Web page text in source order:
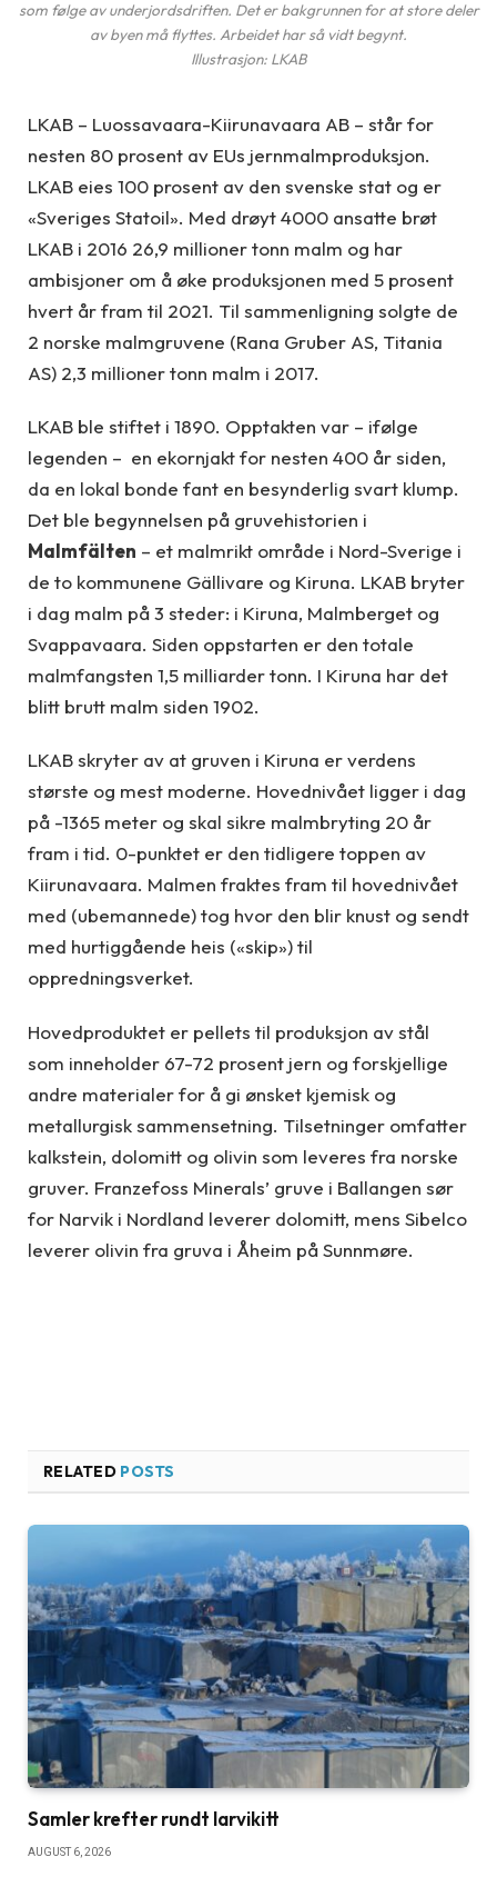
som følge av underjordsdriften. Det er bakgrunnen for at store deler
av byen må flyttes. Arbeidet har så vidt begynt.
Illustrasjon: LKAB
LKAB – Luossavaara-Kiirunavaara AB – står for
nesten 80 prosent av EUs jernmalmproduksjon.
LKAB eies 100 prosent av den svenske stat og er
«Sveriges Statoil». Med drøyt 4000 ansatte brøt
LKAB i 2016 26,9 millioner tonn malm og har
ambisjoner om å øke produksjonen med 5 prosent
hvert år fram til 2021. Til sammenligning solgte de
2 norske malmgruvene (Rana Gruber AS, Titania
AS) 2,3 millioner tonn malm i 2017.
LKAB ble stiftet i 1890. Opptakten var – ifølge
legenden – en ekornjakt for nesten 400 år siden,
da en lokal bonde fant en besynderlig svart klump.
Det ble begynnelsen på gruvehistorien i
Malmfälten – et malmrikt område i Nord-Sverige i
de to kommunene Gällivare og Kiruna. LKAB bryter
i dag malm på 3 steder: i Kiruna, Malmberget og
Svappavaara. Siden oppstarten er den totale
malmfangsten 1,5 milliarder tonn. I Kiruna har det
blitt brutt malm siden 1902.
LKAB skryter av at gruven i Kiruna er verdens
største og mest moderne. Hovednivået ligger i dag
på -1365 meter og skal sikre malmbryting 20 år
fram i tid. 0-punktet er den tidligere toppen av
Kiirunavaara. Malmen fraktes fram til hovednivået
med (ubemannede) tog hvor den blir knust og sendt
med hurtiggående heis («skip») til
oppredningsverket.
Hovedproduktet er pellets til produksjon av stål
som inneholder 67-72 prosent jern og forskjellige
andre materialer for å gi ønsket kjemisk og
metallurgisk sammensetning. Tilsetninger omfatter
kalkstein, dolomitt og olivin som leveres fra norske
gruver. Franzefoss Minerals’ gruve i Ballangen sør
for Narvik i Nordland leverer dolomitt, mens Sibelco
leverer olivin fra gruva i Åheim på Sunnmøre.
RELATED POSTS
Samler krefter rundt larvikitt
AUGUST 6, 2026